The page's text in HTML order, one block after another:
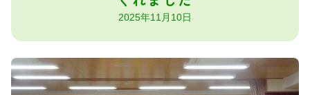
2025年11月10日